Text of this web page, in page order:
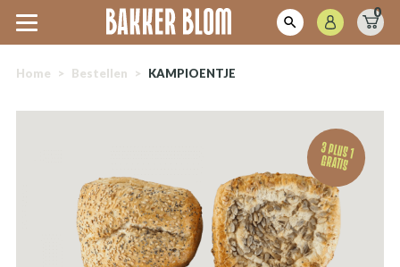
0
Home > Bestellen > KAMPIOENTJE
3 plus 1
gratis